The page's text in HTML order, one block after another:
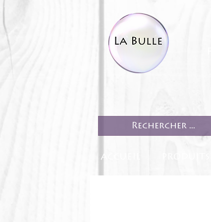
ACCUEIL